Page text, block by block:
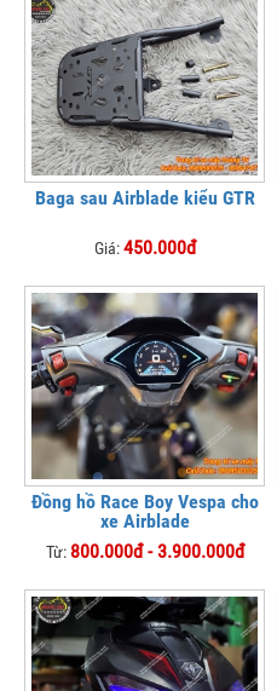
Baga sau Airblade kiểu GTR
Giá:450.000đ
Đồng hồ Race Boy Vespa cho
xe Airblade
Từ: 800.000đ - 3.900.000đ